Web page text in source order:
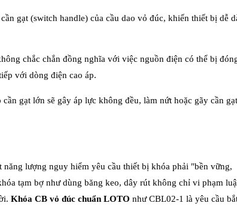
gạt (switch handle) của cầu dao vỏ đúc, khiến thiết bị dễ
chắc chắn đồng nghĩa với việc nguồn điện có thể bị
với dòng điện cao áp.
gạt lớn sẽ gây áp lực không đều, làm nứt hoặc gãy cần
năng lượng nguy hiểm yêu cầu thiết bị khóa phải "bền vững,
tạm bợ như dùng băng keo, dây rút không chỉ vi phạm
Khóa CB vỏ đúc chuẩn LOTO như CBL02-1 là yêu cầu